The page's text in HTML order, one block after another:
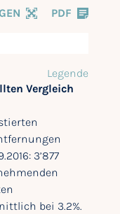
PDF
Legende
Vergleich
3’877
bei 3.2%.